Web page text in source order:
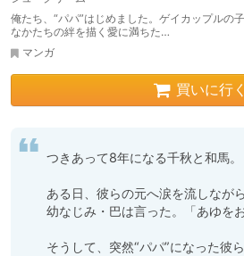
俺たち、“パパ”はじめました。ゲイカップルの
なかたちの絆を描く愛に満ちた…
マンガ
買いに行く
つきあって8年になる千秋と和馬。
ある日、彼らの元へ涙を流しなが
幼なじみ・巴は言った。「あゆを
そうして、突然“パパ”になった彼